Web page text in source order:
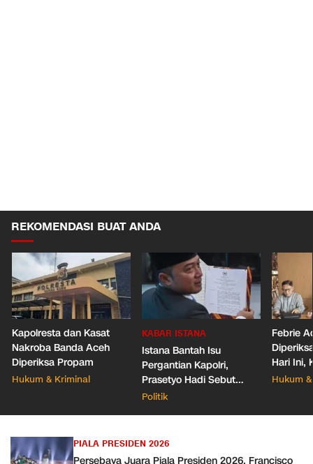
REKOMENDASI BUAT ANDA
Kapolresta dan Kasat
Nakroba Banda Aceh
Diperiksa Propam
Hukum & Kriminal
KABAR ISTANA
Istana Bantah Isu
Pergantian Kapolri,
Prasetyo Hadi Sebut
Belum Ada Surpres
Politik
Febrie
Hari Ini,
Hukum
PIALA PRESIDEN 2026
Persebaya Juara Piala Presiden 2026, Francisco